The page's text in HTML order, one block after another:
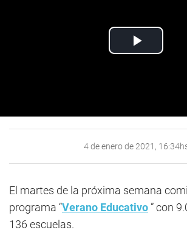
Play
4 de enero de 2021,
El martes de la próxima semana
programa “Verano Educativo” con
136 escuelas.